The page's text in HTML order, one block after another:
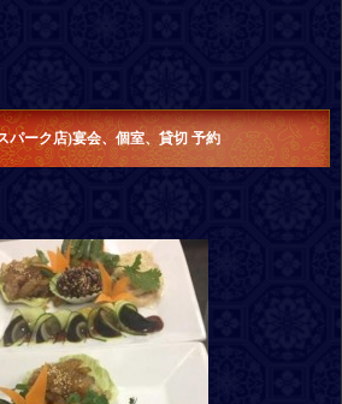
パーク店)宴会、個室、貸切 予約